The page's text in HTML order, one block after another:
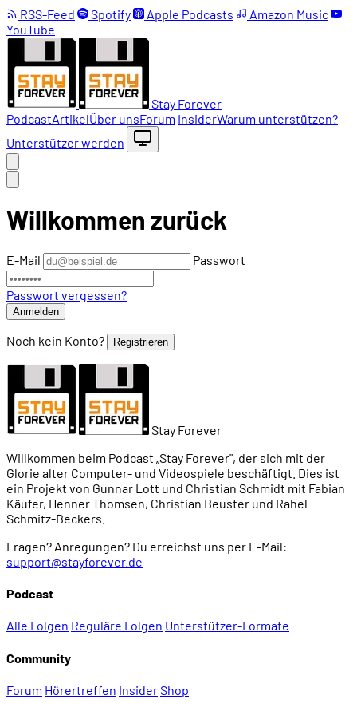
RSS-Feed Spotify Apple Podcasts
Amazon Music
YouTube
Stay Forever
PodcastArtikelÜber unsForum InsiderWarum unterstützen?
Unterstützer werden
Willkommen zurück
E-Mail Passwort
Passwort vergessen?
Anmelden
Noch kein Konto? Registrieren
Stay Forever
Willkommen beim Podcast „Stay Forever", der sich mit der
Glorie alter Computer- und Videospiele beschäftigt. Dies ist
ein Projekt von Gunnar Lott und Christian Schmidt mit Fabian
Käufer, Henner Thomsen, Christian Beuster und Rahel
Schmitz-Beckers.
Fragen? Anregungen? Du erreichst uns per E-Mail:
support@stayforever.de
Podcast
Alle Folgen Reguläre Folgen Unterstützer-Formate
Community
Forum Hörertreffen InsiderShop